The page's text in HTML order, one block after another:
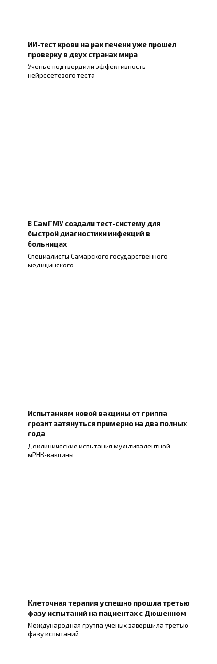
ИИ-тест крови на рак печени уже прошел
проверку в двух странах мира
Ученые подтвердили эффективность
нейросетевого теста
В СамГМУ создали тест-систему для
быстрой диагностики инфекций в
больницах
Специалисты Самарского государственного
медицинского
Испытаниям новой вакцины от гриппа
грозит затянуться примерно на два полных
года
Доклинические испытания мультивалентной
мРНК-вакцины
Клеточная терапия успешно прошла третью
фазу испытаний на пациентах с Дюшенном
Международная группа ученых завершила третью
фазу испытаний